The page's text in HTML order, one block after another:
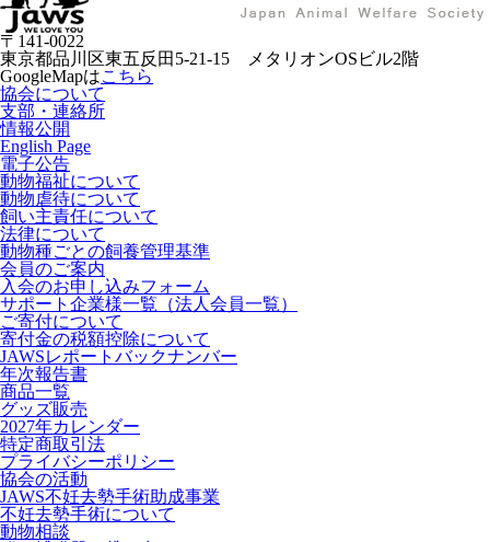
〒141-0022
東京都品川区東五反田5-21-15 メタリオンOSビル2階
GoogleMapはこちら
協会について
支部・連絡所
情報公開
English Page
電子公告
動物福祉について
動物虐待について
飼い主責任について
法律について
動物種ごとの飼養管理基準
会員のご案内
入会のお申し込みフォーム
サポート企業様一覧（法人会員一覧）
ご寄付について
寄付金の税額控除について
JAWSレポートバックナンバー
年次報告書
商品一覧
グッズ販売
2027年カレンダー
特定商取引法
プライバシーポリシー
協会の活動
JAWS不妊去勢手術助成事業
不妊去勢手術について
動物相談